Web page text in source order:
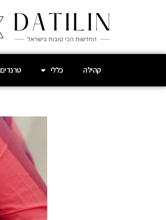
קהילה כללי טרנדים